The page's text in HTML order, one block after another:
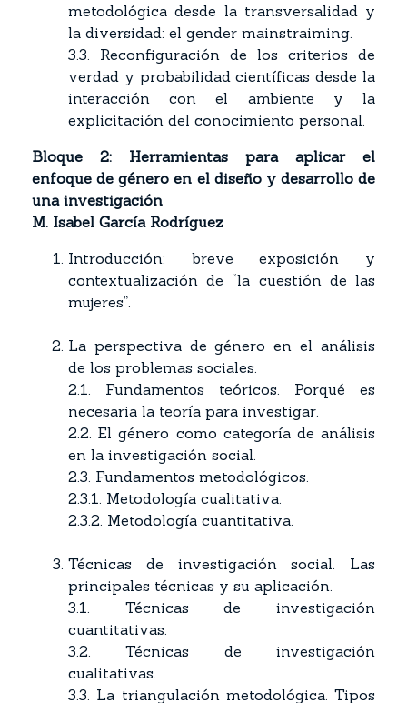
metodológica desde la transversalidad y
la diversidad: el gender mainstraiming.
3.3. Reconfiguración de los criterios de
verdad y probabilidad científicas desde la
interacción con el ambiente y la
explicitación del conocimiento personal.
Bloque 2: Herramientas para aplicar el
enfoque de género en el diseño y desarrollo de
una investigación
M. Isabel García Rodríguez
Introducción: breve exposición y
contextualización de “la cuestión de las
mujeres”.
La perspectiva de género en el análisis
de los problemas sociales.
2.1. Fundamentos teóricos. Porqué es
necesaria la teoría para investigar.
2.2. El género como categoría de análisis
en la investigación social.
2.3. Fundamentos metodológicos.
2.3.1. Metodología cualitativa.
2.3.2. Metodología cuantitativa.
Técnicas de investigación social. Las
principales técnicas y su aplicación.
3.1. Técnicas de investigación
cuantitativas.
3.2. Técnicas de investigación
cualitativas.
3.3. La triangulación metodológica. Tipos